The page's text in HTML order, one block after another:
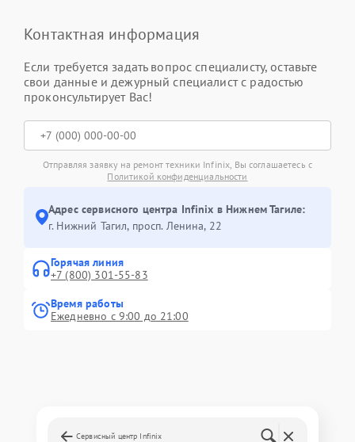
Контактная информация
Если требуется задать вопрос специалисту, оставьте
свои данные и дежурный специалист с радостью
проконсультирует Вас!
Отправляя заявку на ремонт техники Infinix, Вы соглашаетесь с
Политикой конфиденциальности
Адрес сервисного центра Infinix в Нижнем Тагиле:
г. Нижний Тагил, просп. Ленина, 22
Горячая линия
+7 (800) 301-55-83
Время работы
Ежедневно с 9:00 до 21:00
Сервисный центр Infinix